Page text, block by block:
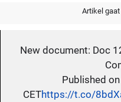
Artikel
New document: Doc
Published
CEThttps://t.co/